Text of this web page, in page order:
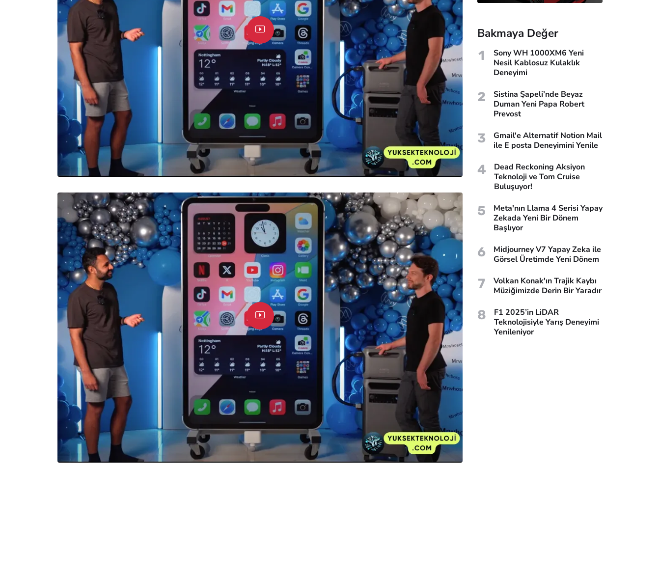
Bakmaya Değer
1
Sony WH 1000XM6 Yeni
Nesil Kablosuz Kulaklık
Deneyimi
2
Sistina Şapeli’nde Beyaz
Duman Yeni Papa Robert
Prevost
3
Gmail'e Alternatif Notion Mail
ile E posta Deneyimini Yenile
4
Dead Reckoning Aksiyon
Teknoloji ve Tom Cruise
Buluşuyor!
5
Meta'nın Llama 4 Serisi Yapay
Zekada Yeni Bir Dönem
Başlıyor
6
Midjourney V7 Yapay Zeka ile
Görsel Üretimde Yeni Dönem
7
Volkan Konak'ın Trajik Kaybı
Müziğimizde Derin Bir Yaradır
8
F1 2025’in LiDAR
Teknolojisiyle Yarış Deneyimi
Yenileniyor